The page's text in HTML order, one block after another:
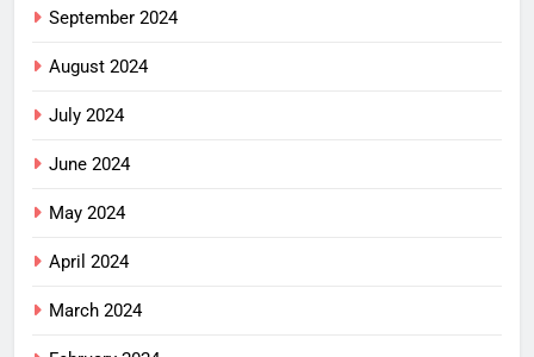
September 2024
August 2024
July 2024
June 2024
May 2024
April 2024
March 2024